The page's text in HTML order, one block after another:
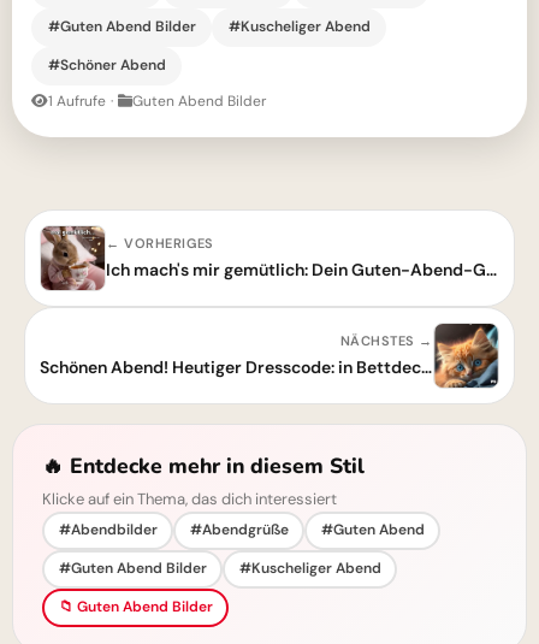
#Guten Abend Bilder
#Kuscheliger Abend
#Schöner Abend
1 Aufrufe · Guten Abend Bilder
← VORHERIGES
Ich mach's mir gemütlich: Dein Guten-Abend-Grußbild für einen entspannten Abend!
NÄCHSTES →
Schönen Abend! Heutiger Dresscode: in Bettdecke gewickelt – ideal für den Abend.
🔥 Entdecke mehr in diesem Stil
Klicke auf ein Thema, das dich interessiert
#Abendbilder #Abendgrüße
#Guten Abend
#Guten Abend Bilder
#Kuscheliger Abend
📁 Guten Abend Bilder